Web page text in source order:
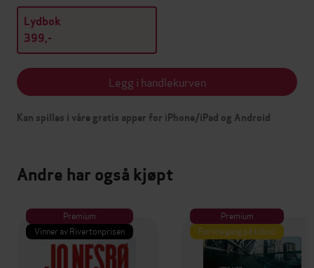
Lydbok
399,-
Legg i handlekurven
Kan spilles i våre gratis apper for iPhone/iPad og Android
Andre har også kjøpt
Premium
Vinner av Rivertonprisen
Premium
Første gang på tilbud